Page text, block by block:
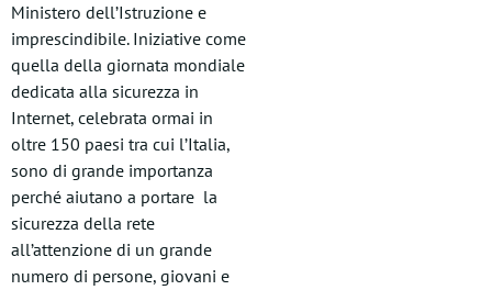
Ministero dell’Istruzione e
imprescindibile. Iniziative come
quella della giornata mondiale
dedicata alla sicurezza in
Internet, celebrata ormai in
oltre 150 paesi tra cui l’Italia,
sono di grande importanza
perché aiutano a portare la
sicurezza della rete
all’attenzione di un grande
numero di persone, giovani e